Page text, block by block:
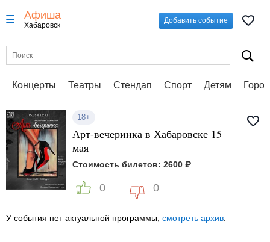
Афиша
Хабаровск
Добавить событие
Концерты Театры Стендап Спорт Детям
18+
Арт-вечеринка в Хабаровске 15
мая
Стоимость билетов: 2600 ₽
0 0
У события нет актуальной программы, смотреть архив